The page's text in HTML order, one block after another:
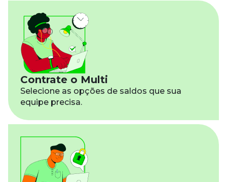
Contrate o Multi
Selecione as opções de saldos que sua
equipe precisa.